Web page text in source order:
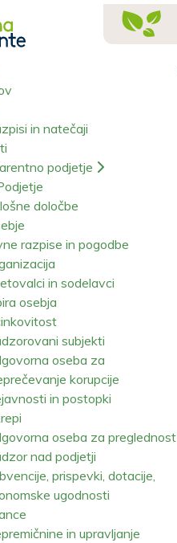
in natečaji
podjetje
določbe
razpise in pogodbe
in sodelavci
osebja
subjekti
oseba za
korupcije
in postopki
oseba za preglednost
nad podjetji
prispevki, dotacije,
ugodnosti
in upravljanje